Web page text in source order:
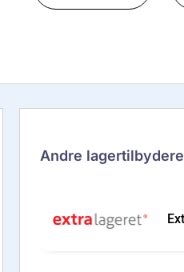
Andre lagertilbydere